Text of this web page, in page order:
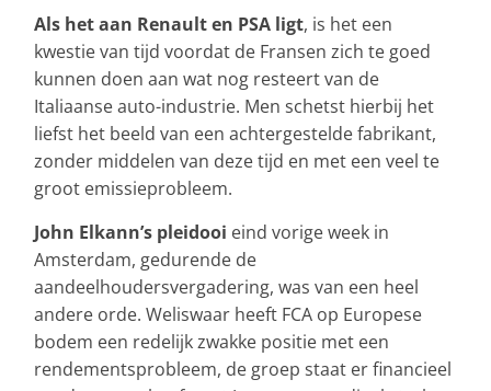
Als het aan Renault en PSA ligt, is het een
kwestie van tijd voordat de Fransen zich te goed
kunnen doen aan wat nog resteert van de
Italiaanse auto-industrie. Men schetst hierbij het
liefst het beeld van een achtergestelde fabrikant,
zonder middelen van deze tijd en met een veel te
groot emissieprobleem.
John Elkann’s pleidooi eind vorige week in
Amsterdam, gedurende de
aandeelhoudersvergadering, was van een heel
andere orde. Weliswaar heeft FCA op Europese
bodem een redelijk zwakke positie met een
rendementsprobleem, de groep staat er financieel